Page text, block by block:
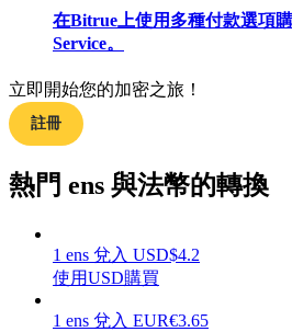
理財
在Bitrue上使用多種付款選項
Service。
立即開始您的加密之旅！
註冊
熱門 ens 與法幣的轉換
1 ens 兌入 USD$4.2
使用USD購買
1 ens 兌入 EUR€3.65